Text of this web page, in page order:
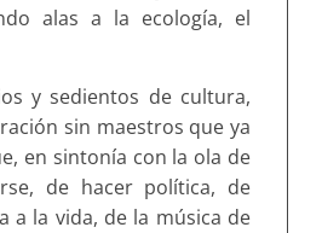
alas a la ecología, el
y sedientos de cultura,
sin maestros que ya
en sintonía con la ola de
de hacer política, de
a la vida, de la música de